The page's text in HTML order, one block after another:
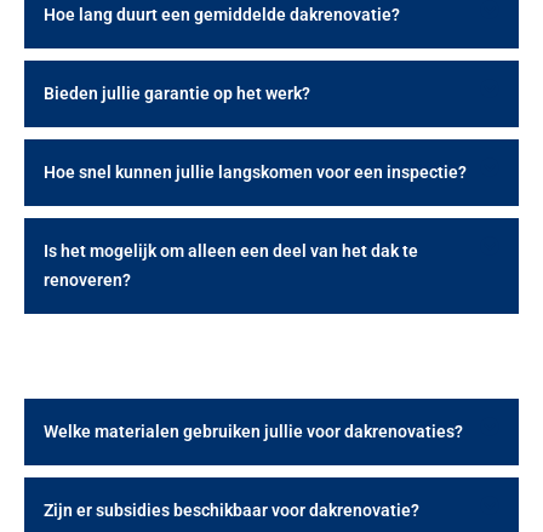
Hoe lang duurt een gemiddelde dakrenovatie?
Bieden jullie garantie op het werk?
Hoe snel kunnen jullie langskomen voor een inspectie?
Is het mogelijk om alleen een deel van het dak te
renoveren?
Welke materialen gebruiken jullie voor dakrenovaties?
Zijn er subsidies beschikbaar voor dakrenovatie?